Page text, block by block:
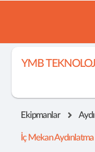
YMB
Ekipmanlar
İç Mekan